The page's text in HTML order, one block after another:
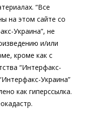
“Все
на этом сайте со
Украина”, не
и/или
кроме как с
“Интерфакс-
Украина”
как гиперссылка.